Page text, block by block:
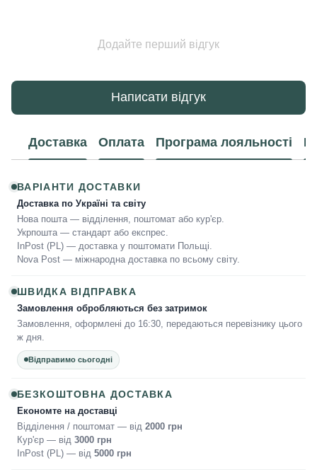
Додайте перший відгук
Написати відгук
Доставка Оплата Програма лояльності
ВАРІАНТИ ДОСТАВКИ
Доставка по Україні та світу
Нова пошта — відділення, поштомат або кур'єр.
Укрпошта — стандарт або експрес.
InPost (PL) — доставка у поштомати Польщі.
Nova Post — міжнародна доставка по всьому світу.
ШВИДКА ВІДПРАВКА
Замовлення обробляються без затримок
Замовлення, оформлені до 16:30, передаються перевізнику цього
ж дня.
Відправимо сьогодні
БЕЗКОШТОВНА ДОСТАВКА
Економте на доставці
Відділення / поштомат — від 2000 грн
Кур'єр — від 3000 грн
InPost (PL) — від 5000 грн